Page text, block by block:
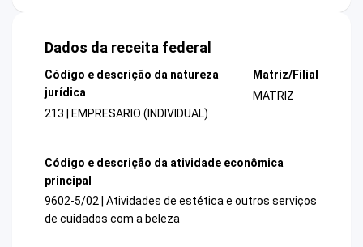
Dados da receita federal
Código e descrição da natureza
jurídica
213 | EMPRESARIO (INDIVIDUAL)
Matriz/Filial
MATRIZ
Código e descrição da atividade econômica
principal
9602-5/02 | Atividades de estética e outros serviços
de cuidados com a beleza